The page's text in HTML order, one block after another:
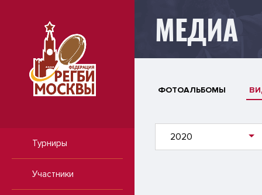
Турниры
Участники
МЕДИА
ФОТОАЛЬБОМЫ
2020